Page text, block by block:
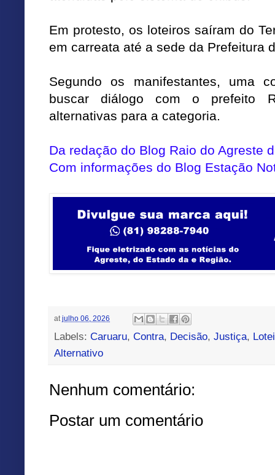
Em protesto, os loteiros saíram do
em carreata até a sede da Prefeitura
Segundo os manifestantes, uma
buscar diálogo com o prefeito
alternativas para a categoria.
Da redação do Blog Raio do Agreste
Com informações do Blog Estação
at julho 06, 2026
Labels: Caruaru, Contra, Decisão, Justiça,
Alternativo
Nenhum comentário:
Postar um comentário